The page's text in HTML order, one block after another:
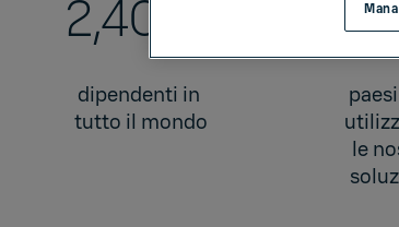
2,400+
dipendenti in
tutto il mondo
le